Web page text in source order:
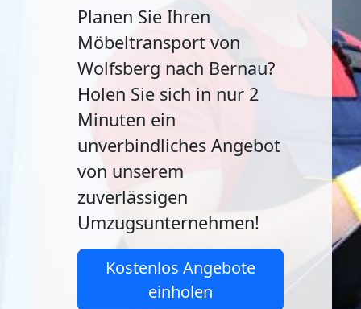
Planen Sie Ihren
Möbeltransport von
Wolfsberg nach Bernau?
Holen Sie sich in nur 2
Minuten ein
unverbindliches Angebot
von unserem
zuverlässigen
Umzugsunternehmen!
Kostenlos Angebote
einholen